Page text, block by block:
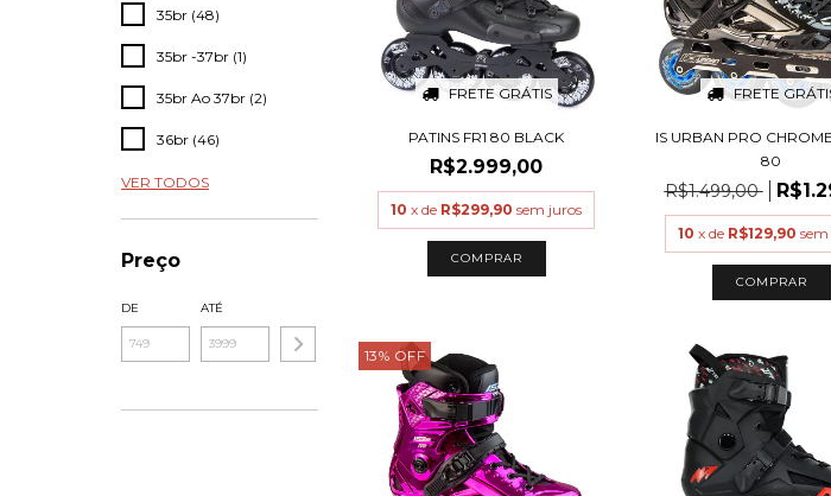
35br (48)
35br -37br (1)
35br Ao 37br (2)
36br (46)
VER TODOS
Preço
DE ATÉ
FRETE GRÁTIS
PATINS FR1 80 BLACK
R$2.999,00
10 x de R$299,90 sem juros
COMPRAR
FRETE
IS URBAN PRO
80
R$1.499,00
10 x de R$129,90
COMPRAR
13% OFF